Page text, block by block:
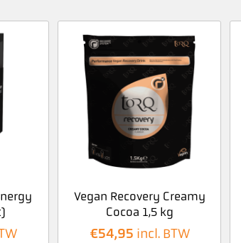
Vegan Recovery Creamy
Cocoa 1,5 kg
€54,95 incl. BTW